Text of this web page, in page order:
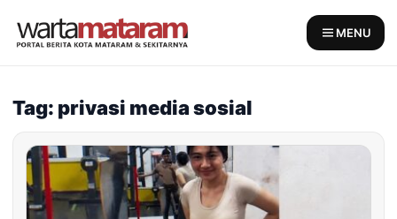
MENU
Tag: privasi media sosial